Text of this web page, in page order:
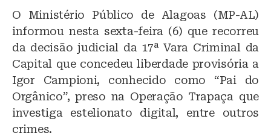
e
s
k
y
c
e
b
o
o
k
at
s
A
p
p
O Ministério Público de Alagoas (MP-AL)
informou nesta sexta-feira (6) que recorreu
da decisão judicial da 17ª Vara Criminal da
Capital que concedeu liberdade provisória a
Igor Campioni, conhecido como “Pai do
Orgânico”, preso na Operação Trapaça que
investiga estelionato digital, entre outros
crimes.